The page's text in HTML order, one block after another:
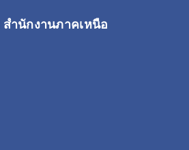
สำนักงานภาคเหนือ